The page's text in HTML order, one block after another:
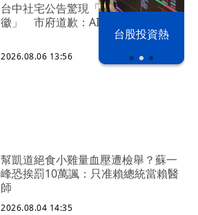
以色列 穹頂
台股投資熱
台中社宅公告驚現「中國五星國
徽」 市府道歉：AI製圖審查疏漏
2026.08.06 13:56
幫凱道絕食小雞量血壓遭檢舉？蘇一
峰恐挨罰10萬諷：只准賴總統當賴醫
師
2026.08.04 14:35